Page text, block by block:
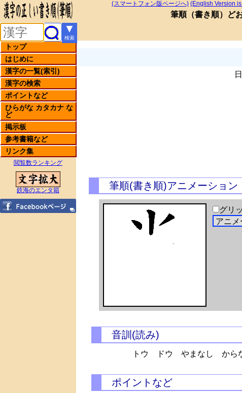
(スマートフォン版ページへ) (English Version
筆順（書き順）ど
▼
検索
トップ
はじめに
漢字の一覧(索引)
漢字の検索
ポイントなど
ひらがな カタカナ な
ど
掲示板
参考書籍など
リンク集
閲覧数ランキング
鉄海のエンタ箱 筆順(書き順)アニメーショ
グリ
音訓(読み)
トウ ドウ やまなし から
ポイントなど